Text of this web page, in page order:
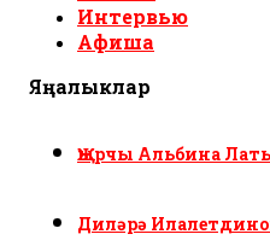
Интервью
Афиша
Яңалыклар
Җырчы Альбина
Диләрә